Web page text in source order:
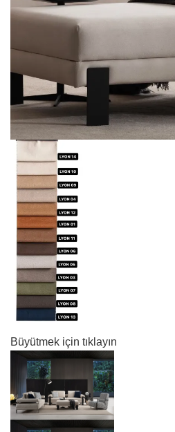
Büyütmek için tıklayın